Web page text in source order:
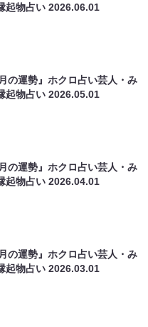
起物占い2026.06.01
の運勢』ホクロ占い芸人・み
起物占い2026.05.01
の運勢』ホクロ占い芸人・み
起物占い2026.04.01
の運勢』ホクロ占い芸人・み
起物占い2026.03.01